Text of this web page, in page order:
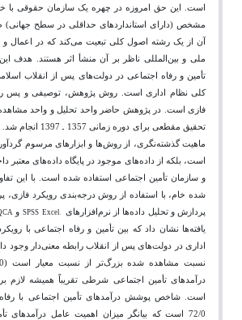
است. این حق امروزه در چهره یک سازمان حقوقی با
مشخص (دارای استانداردهای حداقلی در سطح
آن از یک رشته اصول کلی تبعیت می‌کند که در اعمال و
ملی و بین‌المللی ناظر بر آن منشأ اثر هستند. هدف
تأمین و رفاه اجتماعی در دولت‌های پس از انقلاب
کلی نظام اداری است. روش پژوهش، توصیفی و پس
فازی است. در پژوهش حاضر واحد تحلیل و واحد
تحقیق مقطعی برای دوره زمانی 1357
–
1397
ماهیت گذشته‌نگری، از روش‌ها و ابزارهای مرسوم
است، بلکه از داده‌های موجود در پایگاه داده‌های معتبر
و سازمان تأمین اجتماعی استفاده شده است. با این
شده خام، با استفاده از روش درجه‌بندی رویکرد
پردازش و تحلیل داده‌ها از نرم‌افزارهای Excel,
SPSS و
یافته‌ها نشان داد که بین تأمین و رفاه اجتماعی با
درآمدهای تأمین اجتماعی شرطی تقریباً همیشه لازم
است. شاخص پوشش درآمدهای تأمین اجتماعی با رفاه
72/0 است که بیانگر میزان اهمیت عامل درآمدهای